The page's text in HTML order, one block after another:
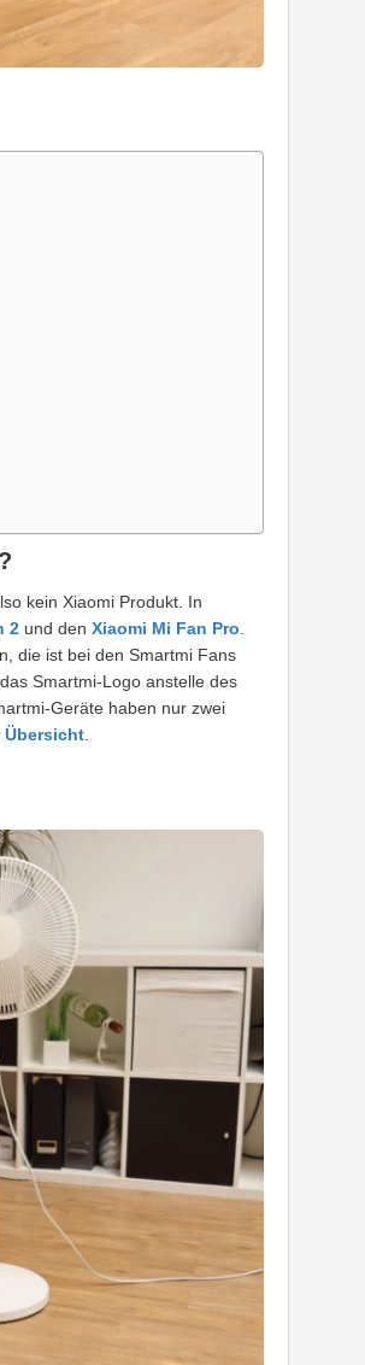
kein Xiaomi Produkt. In
2 und den Xiaomi Mi Fan Pro
die ist bei den Smartmi Fans
Smartmi-Logo anstelle des
Geräte haben nur zwei
Übersicht